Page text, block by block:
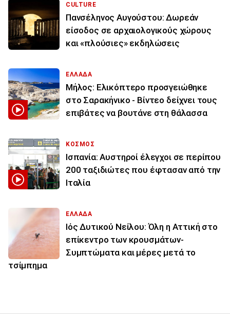
CULTURE
Πανσέληνος Αυγούστου: Δωρεάν
είσοδος σε αρχαιολογικούς χώρους
και «πλούσιες» εκδηλώσεις
ΕΛΛΑΔΑ
Μήλος: Ελικόπτερο προσγειώθηκε
στο Σαρακήνικο - Βίντεο δείχνει τους
επιβάτες να βουτάνε στη θάλασσα
ΚΟΣΜΟΣ
Ισπανία: Aυστηροί έλεγχοι σε περίπου
200 ταξιδιώτες που έφτασαν από την
Ιταλία
ΕΛΛΑΔΑ
Ιός Δυτικού Νείλου: Όλη η Αττική στο
επίκεντρο των κρουσμάτων-
Συμπτώματα και μέρες μετά το
τσίμπημα